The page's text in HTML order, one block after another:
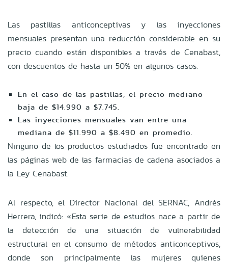
Las pastillas anticonceptivas y las inyecciones
mensuales presentan una reducción considerable en su
precio cuando están disponibles a través de Cenabast,
con descuentos de hasta un 50% en algunos casos.
En el caso de las pastillas, el precio mediano
baja de $14.990 a $7.745.
Las inyecciones mensuales van entre una
mediana de $11.990 a $8.490 en promedio.
Ninguno de los productos estudiados fue encontrado en
las páginas web de las farmacias de cadena asociados a
la Ley Cenabast.
Al respecto, el Director Nacional del SERNAC, Andrés
Herrera, indicó: «Esta serie de estudios nace a partir de
la detección de una situación de vulnerabilidad
estructural en el consumo de métodos anticonceptivos,
donde son principalmente las mujeres quienes